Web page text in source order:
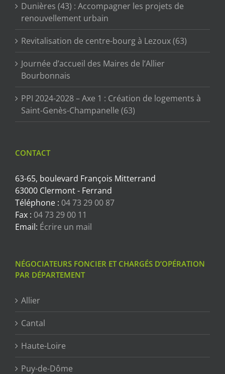
Dunières (43) : Accompagner les projets de
renouvellement urbain
Revitalisation de centre-bourg à Lezoux (63)
Journée d’accueil des Maires de l’Allier
Bourbonnais
PPI 2024-2028 – Axe 1 : Création de logements à
Saint-Genès-Champanelle (63)
CONTACT
63-65, boulevard François Mitterrand
63000 Clermont - Ferrand
Téléphone : 04 73 29 00 87
Fax : 04 73 29 00 11
Email: Écrire un mail
NÉGOCIATEURS FONCIER ET CHARGÉS D’OPÉRATION
PAR DÉPARTEMENT
Allier
Cantal
Haute-Loire
Puy-de-Dôme